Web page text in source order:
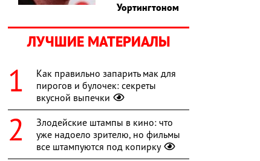
Уортингтоном
ЛУЧШИЕ МАТЕРИАЛЫ
Как правильно запарить мак для
пирогов и булочек: секреты
вкусной выпечки
Злодейские штампы в кино: что
уже надоело зрителю, но фильмы
все штампуются под копирку